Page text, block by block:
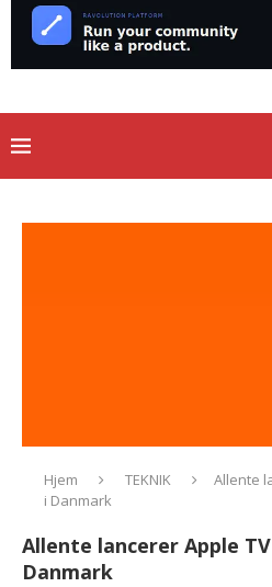
Hjem TEKNIK
Allente
i Danmark
Allente lancerer Apple
Danmark